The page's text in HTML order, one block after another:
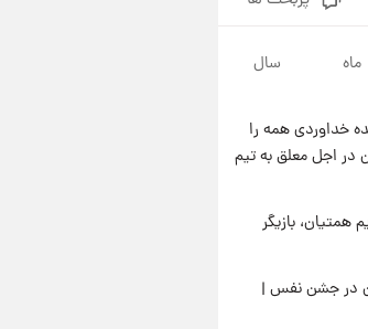
و رامین رضاییان رسما
/ خداحافظی
با رامین!
در دوران نوجوانی؛
ماه سال
خداوردی همه را
در اجل معلق به تیم
همتیان، بازیگر
در جشن نفس |